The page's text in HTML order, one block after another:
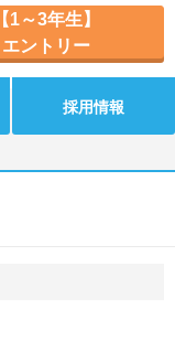
【1～3年生】
エントリー
採用情報